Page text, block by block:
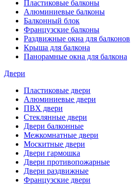
Пластиковые балконы
Алюминиевые балконы
Балконный блок
Французские балконы
Раздвижные окна для балконов
Крыша для балкона
Панорамные окна для балкона
Двери
Пластиковые двери
Алюминиевые двери
ПВХ двери
Стеклянные двери
Двери балконные
Межкомнатные двери
Москитные двери
Двери гармошка
Двери противопожарные
Двери раздвижные
Французские двери